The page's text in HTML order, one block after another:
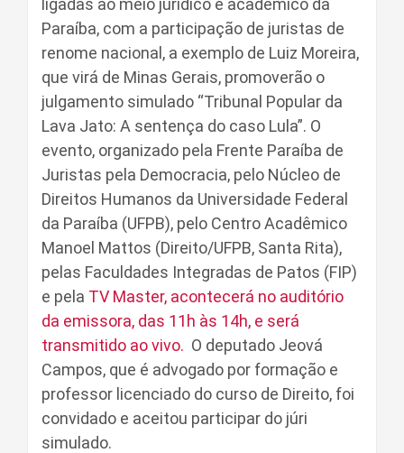
ligadas ao meio jurídico e acadêmico da
Paraíba, com a participação de juristas de
renome nacional, a exemplo de Luiz Moreira,
que virá de Minas Gerais, promoverão o
julgamento simulado “Tribunal Popular da
Lava Jato: A sentença do caso Lula”. O
evento, organizado pela Frente Paraíba de
Juristas pela Democracia, pelo Núcleo de
Direitos Humanos da Universidade Federal
da Paraíba (UFPB), pelo Centro Acadêmico
Manoel Mattos (Direito/UFPB, Santa Rita),
pelas Faculdades Integradas de Patos (FIP)
e pela TV Master, acontecerá no auditório
da emissora, das 11h às 14h, e será
transmitido ao vivo. O deputado Jeová
Campos, que é advogado por formação e
professor licenciado do curso de Direito, foi
convidado e aceitou participar do júri
simulado.